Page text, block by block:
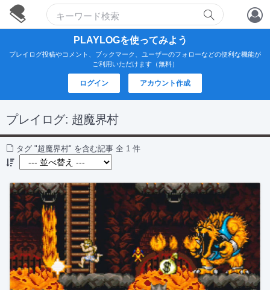
アカウント作成
ログイン
PLAYLOGを使ってみよう
プレイログ投稿やコメント、ブックマーク、ユーザーのフォローなどの便利な機能が
ご利用いただけます（無料）
ログイン アカウント作成
プレイログ: 超魔界村
タグ "超魔界村" を含む記事 全 1 件